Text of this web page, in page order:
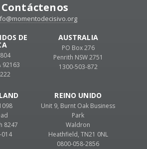
Contáctenos
DE
92163
REINO UNIDO
Unit 9, Burnt Oak Business
Park
Waldron
Heathfield, TN21 0NL
0800-058-2856
AUSTRALIA
PO Box 276
Penrith NSW 2751
1300-503-872
8247
014